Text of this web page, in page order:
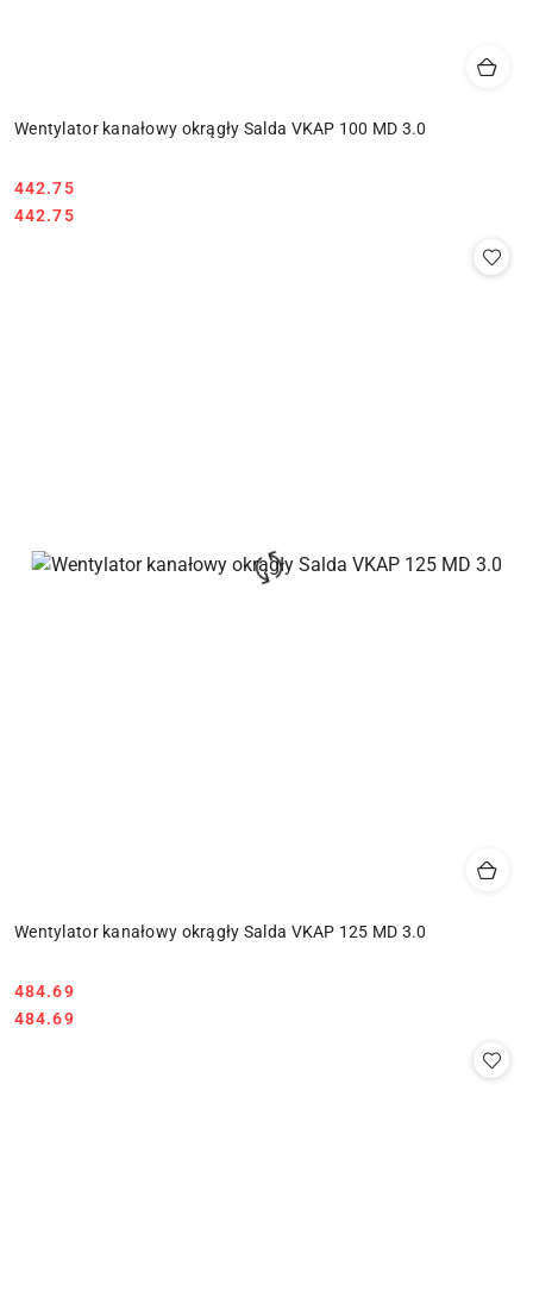
Wentylator kanałowy okrągły Salda VKAP 100 MD 3.0
Cena:
442.75
Cena:
442.75
Wentylator kanałowy okrągły Salda VKAP 125 MD 3.0
Cena:
484.69
Cena:
484.69